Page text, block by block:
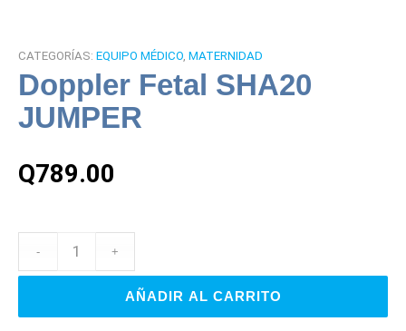
CATEGORÍAS: EQUIPO MÉDICO MATERNIDAD
Doppler Fetal SHA20
JUMPER
Q789.00
AÑADIR AL CARRITO